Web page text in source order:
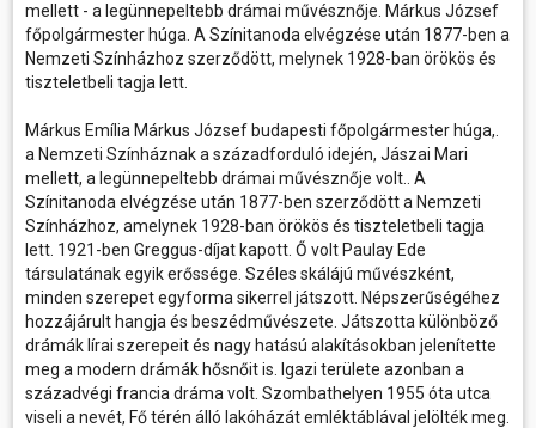
mellett - a legünnepeltebb drámai művésznője. Márkus József
főpolgármester húga. A Színitanoda elvégzése után 1877-ben a
Nemzeti Színházhoz szerződött, melynek 1928-ban örökös és
tiszteletbeli tagja lett.
Márkus Emília Márkus József budapesti főpolgármester húga,.
a Nemzeti Színháznak a századforduló idején, Jászai Mari
mellett, a legünnepeltebb drámai művésznője volt.. A
Színitanoda elvégzése után 1877-ben szerződött a Nemzeti
Színházhoz, amelynek 1928-ban örökös és tiszteletbeli tagja
lett. 1921-ben Greggus-díjat kapott. Ő volt Paulay Ede
társulatának egyik erőssége. Széles skálájú művészként,
minden szerepet egyforma sikerrel játszott. Népszerűségéhez
hozzájárult hangja és beszédművészete. Játszotta különböző
drámák lírai szerepeit és nagy hatású alakításokban jelenítette
meg a modern drámák hősnőit is. Igazi területe azonban a
századvégi francia dráma volt. Szombathelyen 1955 óta utca
viseli a nevét, Fő térén álló lakóházát emléktáblával jelölték meg.